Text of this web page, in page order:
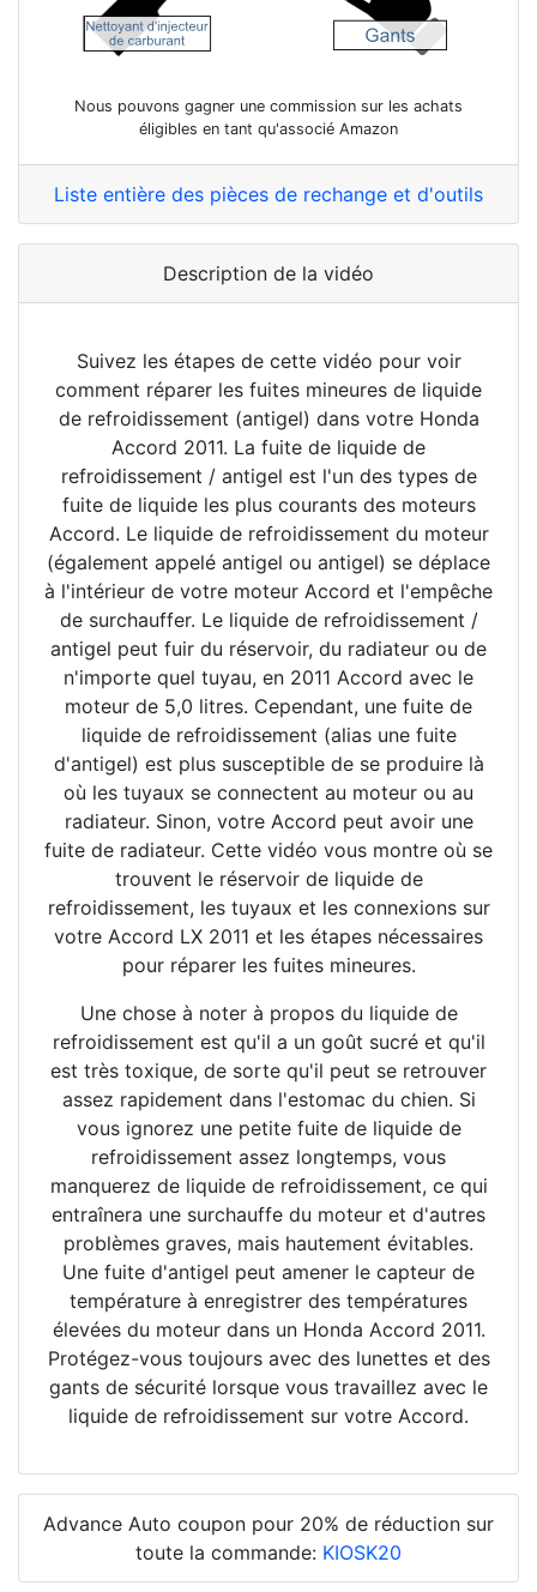
Nous pouvons gagner une commission sur les achats
éligibles en tant qu'associé Amazon
Liste entière des pièces de rechange et d'outils
Description de la vidéo
Suivez les étapes de cette vidéo pour voir
comment réparer les fuites mineures de liquide
de refroidissement (antigel) dans votre Honda
Accord 2011. La fuite de liquide de
refroidissement / antigel est l'un des types de
fuite de liquide les plus courants des moteurs
Accord. Le liquide de refroidissement du moteur
(également appelé antigel ou antigel) se déplace
à l'intérieur de votre moteur Accord et l'empêche
de surchauffer. Le liquide de refroidissement /
antigel peut fuir du réservoir, du radiateur ou de
n'importe quel tuyau, en 2011 Accord avec le
moteur de 5,0 litres. Cependant, une fuite de
liquide de refroidissement (alias une fuite
d'antigel) est plus susceptible de se produire là
où les tuyaux se connectent au moteur ou au
radiateur. Sinon, votre Accord peut avoir une
fuite de radiateur. Cette vidéo vous montre où se
trouvent le réservoir de liquide de
refroidissement, les tuyaux et les connexions sur
votre Accord LX 2011 et les étapes nécessaires
pour réparer les fuites mineures.
Une chose à noter à propos du liquide de
refroidissement est qu'il a un goût sucré et qu'il
est très toxique, de sorte qu'il peut se retrouver
assez rapidement dans l'estomac du chien. Si
vous ignorez une petite fuite de liquide de
refroidissement assez longtemps, vous
manquerez de liquide de refroidissement, ce qui
entraînera une surchauffe du moteur et d'autres
problèmes graves, mais hautement évitables.
Une fuite d'antigel peut amener le capteur de
température à enregistrer des températures
élevées du moteur dans un Honda Accord 2011.
Protégez-vous toujours avec des lunettes et des
gants de sécurité lorsque vous travaillez avec le
liquide de refroidissement sur votre Accord.
Advance Auto coupon pour 20% de réduction sur
toute la commande: KIOSK20